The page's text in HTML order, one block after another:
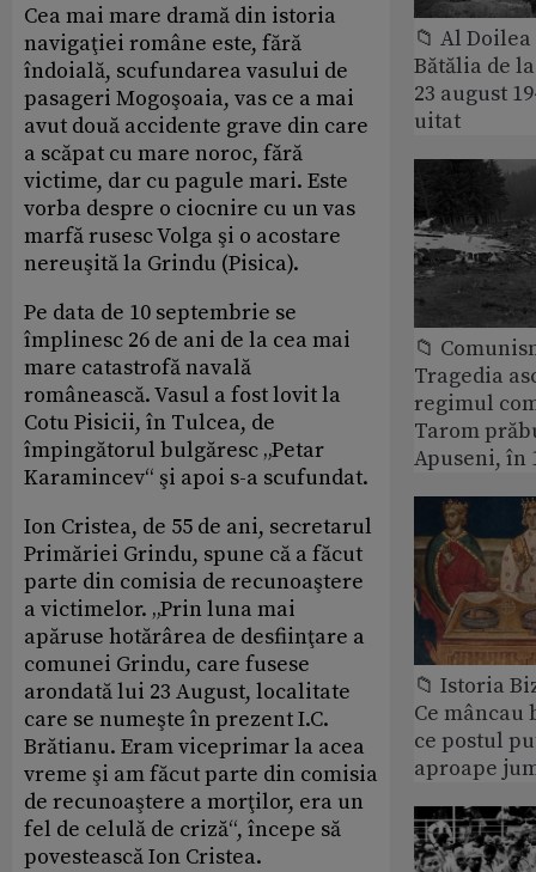
Cea mai mare dramă din istoria
navigaţiei române este, fără
îndoială, scufundarea vasului de
pasageri Mogoşoaia, vas ce a mai
avut două accidente grave din care
a scăpat cu mare noroc, fără
victime, dar cu pagule mari. Este
vorba despre o ciocnire cu un vas
marfă rusesc Volga şi o acostare
nereuşită la Grindu (Pisica).
Pe data de 10 septembrie se
împlinesc 26 de ani de la cea mai
mare catastrofă navală
românească. Vasul a fost lovit la
Cotu Pisicii, în Tulcea, de
împingătorul bulgăresc „Petar
Karamincev“ şi apoi s-a scufundat.
Ion Cristea, de 55 de ani, secretarul
Primăriei Grindu, spune că a făcut
parte din comisia de recunoaştere
a victimelor. „Prin luna mai
apăruse hotărârea de desfiinţare a
comunei Grindu, care fusese
arondată lui 23 August, localitate
care se numeşte în prezent I.C.
Brătianu. Eram viceprimar la acea
vreme şi am făcut parte din comisia
de recunoaştere a morţilor, era un
fel de celulă de criză“, începe să
povestească Ion Cristea.
📁 Al
Bătălia de
23 august
uitat
📁
Tragedia
regimul
Tarom
Apuseni, în
📁 Istoria
Ce
ce postul
aproape